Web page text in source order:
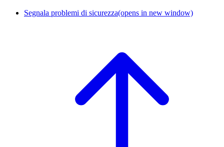
Segnala problemi di sicurezza(opens in new window)